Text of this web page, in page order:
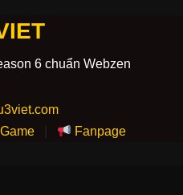
6 chuẩn Webzen
Fanpage